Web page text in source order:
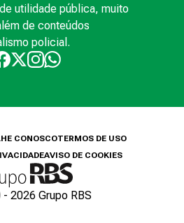
utilidade pública, muito
de conteúdos
policial.
CONOSCOTERMOS DE USO
AVISO DE COOKIES
- 2026 Grupo RBS